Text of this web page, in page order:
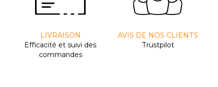
LIVRAISON
Efﬁcacité et suivi des
commandes
AVIS DE NOS CLIENTS
Trustpilot